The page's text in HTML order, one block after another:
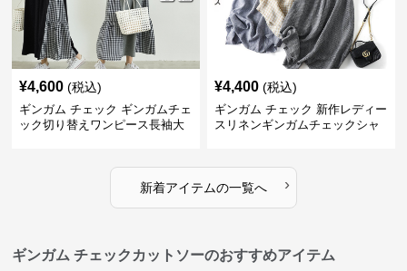
¥4,600 (税込)
ギンガム チェック ギンガムチェ
ック切り替えワンピース長袖大
¥4,400 (税込)
ギンガム チェック 新作レディー
スリネンギンガムチェックシャ
新着アイテムの一覧へ ›
ギンガム チェックカットソーのおすすめアイテム